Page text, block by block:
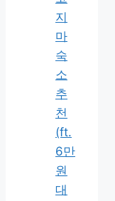
지
마
숙
소
추
천
(ft.
6만
원
대